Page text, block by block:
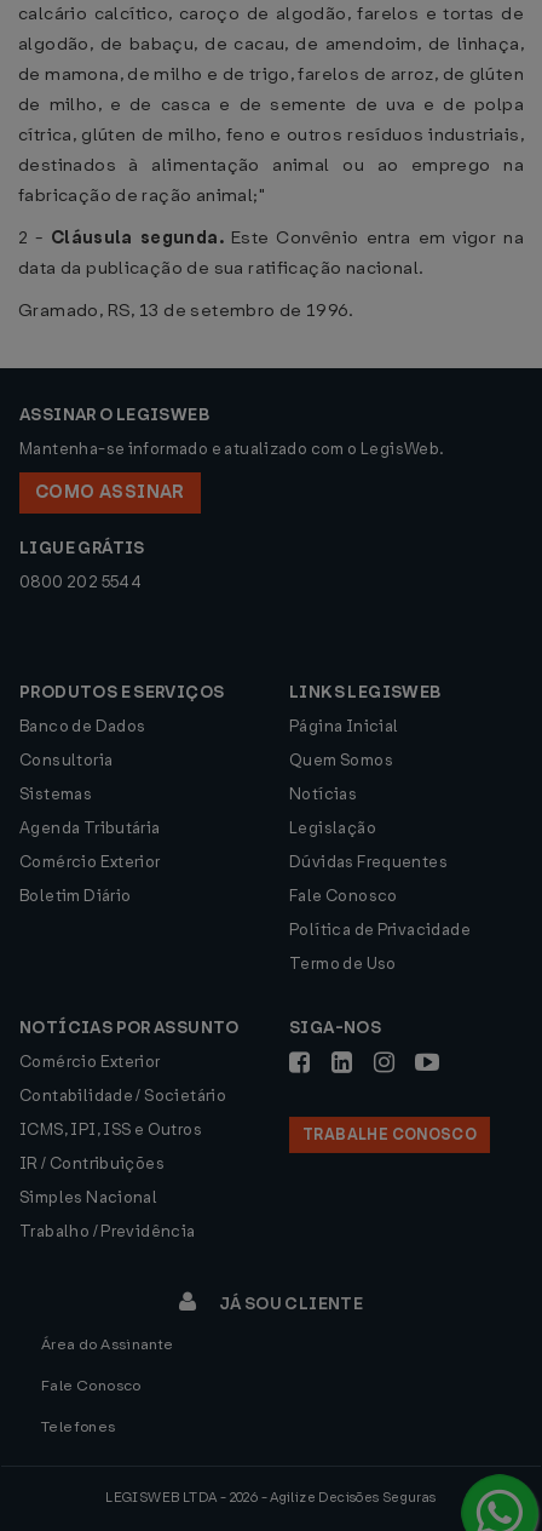
calcário calcítico, caroço de algodão, farelos e tortas de
algodão, de babaçu, de cacau, de amendoim, de linhaça,
de mamona, de milho e de trigo, farelos de arroz, de glúten
de milho, e de casca e de semente de uva e de polpa
cítrica, glúten de milho, feno e outros resíduos industriais,
destinados à alimentação animal ou ao emprego na
fabricação de ração animal;"
2 - Cláusula segunda. Este Convênio entra em vigor na
data da publicação de sua ratificação nacional.
Gramado, RS, 13 de setembro de 1996.
ASSINAR O LEGISWEB
Mantenha-se informado e atualizado com o LegisWeb.
COMO ASSINAR
LIGUE GRÁTIS
0800 202 5544
PRODUTOS E SERVIÇOS
Banco de Dados
Consultoria
Sistemas
Agenda Tributária
Comércio Exterior
Boletim Diário
LINKS LEGISWEB
Página Inicial
Quem Somos
Notícias
Legislação
Dúvidas Frequentes
Fale Conosco
Política de Privacidade
Termo de Uso
NOTÍCIAS POR ASSUNTO
Comércio Exterior
Contabilidade / Societário
ICMS, IPI, ISS e Outros
IR / Contribuições
Simples Nacional
Trabalho / Previdência
SIGA-NOS
TRABALHE CONOSCO
JÁ SOU CLIENTE
Área do Assinante
Fale Conosco
Telefones
LEGISWEB LTDA - 2026 - Agilize Decisões Seguras